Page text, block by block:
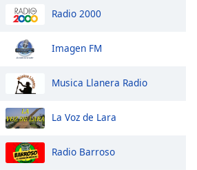
Radio 2000
Imagen FM
Musica Llanera Radio
La Voz de Lara
Radio Barroso